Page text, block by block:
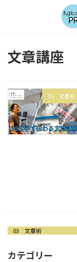
文章講座
03 文章術
03 文章術
カテゴリー